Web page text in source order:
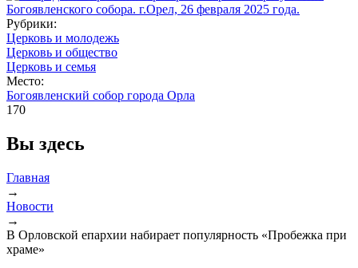
Рубрики:
Церковь и молодежь
Церковь и общество
Церковь и семья
Место:
Богоявленский собор города Орла
170
Вы здесь
Главная
→
Новости
→
В Орловской епархии набирает популярность «Пробежка при
храме»